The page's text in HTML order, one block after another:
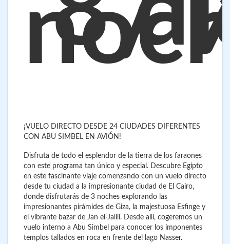
/
¡VUELO DIRECTO DESDE 24 CIUDADES DIFERENTES
CON ABU SIMBEL EN AVIÓN!
Disfruta de todo el esplendor de la tierra de los faraones
con este programa tan único y especial. Descubre Egipto
en este fascinante viaje comenzando con un vuelo directo
desde tu ciudad a la impresionante ciudad de El Cairo,
donde disfrutarás de 3 noches explorando las
impresionantes pirámides de Giza, la majestuosa Esfinge y
el vibrante bazar de Jan el-Jalili. Desde allí, cogeremos un
vuelo interno a Abu Simbel para conocer los imponentes
templos tallados en roca en frente del lago Nasser.